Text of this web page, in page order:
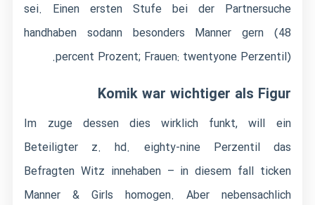
sei. Einen ersten Stufe bei der Partnersuche
handhaben sodann besonders Manner gern (48
percent Prozent; Frauen: twentyone Perzentil).
Komik war wichtiger als Figur
Im zuge dessen dies wirklich funkt, will ein
Beteiligter z. hd. eighty-nine Perzentil das
Befragten Witz innehaben – in diesem fall ticken
Manner & Girls homogen. Aber nebensachlich